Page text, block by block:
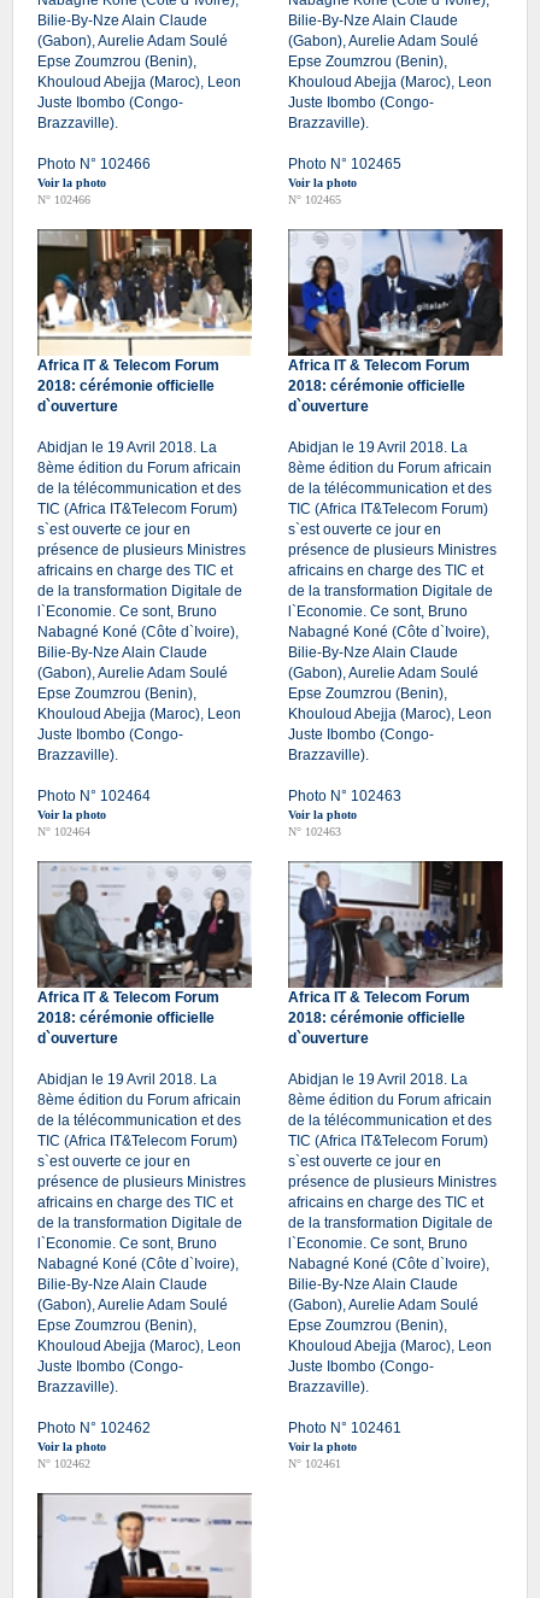
Bilie-By-Nze Alain Claude
(Gabon), Aurelie Adam Soulé
Epse Zoumzrou (Benin),
Khouloud Abejja (Maroc), Leon
Juste Ibombo (Congo-
Brazzaville).
Photo N° 102466
Voir la photo
N° 102466
Bilie-By-Nze Alain Claude
(Gabon), Aurelie Adam Soulé
Epse Zoumzrou (Benin),
Khouloud Abejja (Maroc), Leon
Juste Ibombo (Congo-
Brazzaville).
Photo N° 102465
Voir la photo
N° 102465
Africa IT & Telecom Forum
2018: cérémonie officielle
d`ouverture
Abidjan le 19 Avril 2018. La
8ème édition du Forum africain
de la télécommunication et des
TIC (Africa IT&Telecom Forum)
s`est ouverte ce jour en
présence de plusieurs Ministres
africains en charge des TIC et
de la transformation Digitale de
l`Economie. Ce sont, Bruno
Nabagné Koné (Côte d`Ivoire),
Bilie-By-Nze Alain Claude
(Gabon), Aurelie Adam Soulé
Epse Zoumzrou (Benin),
Khouloud Abejja (Maroc), Leon
Juste Ibombo (Congo-
Brazzaville).
Photo N° 102464
Voir la photo
N° 102464
Africa IT & Telecom Forum
2018: cérémonie officielle
d`ouverture
Abidjan le 19 Avril 2018. La
8ème édition du Forum africain
de la télécommunication et des
TIC (Africa IT&Telecom Forum)
s`est ouverte ce jour en
présence de plusieurs Ministres
africains en charge des TIC et
de la transformation Digitale de
l`Economie. Ce sont, Bruno
Nabagné Koné (Côte d`Ivoire),
Bilie-By-Nze Alain Claude
(Gabon), Aurelie Adam Soulé
Epse Zoumzrou (Benin),
Khouloud Abejja (Maroc), Leon
Juste Ibombo (Congo-
Brazzaville).
Photo N° 102463
Voir la photo
N° 102463
Africa IT & Telecom Forum
2018: cérémonie officielle
d`ouverture
Abidjan le 19 Avril 2018. La
8ème édition du Forum africain
de la télécommunication et des
TIC (Africa IT&Telecom Forum)
s`est ouverte ce jour en
présence de plusieurs Ministres
africains en charge des TIC et
de la transformation Digitale de
l`Economie. Ce sont, Bruno
Nabagné Koné (Côte d`Ivoire),
Bilie-By-Nze Alain Claude
(Gabon), Aurelie Adam Soulé
Epse Zoumzrou (Benin),
Khouloud Abejja (Maroc), Leon
Juste Ibombo (Congo-
Brazzaville).
Photo N° 102462
Voir la photo
N° 102462
Africa IT & Telecom Forum
2018: cérémonie officielle
d`ouverture
Abidjan le 19 Avril 2018. La
8ème édition du Forum africain
de la télécommunication et des
TIC (Africa IT&Telecom Forum)
s`est ouverte ce jour en
présence de plusieurs Ministres
africains en charge des TIC et
de la transformation Digitale de
l`Economie. Ce sont, Bruno
Nabagné Koné (Côte d`Ivoire),
Bilie-By-Nze Alain Claude
(Gabon), Aurelie Adam Soulé
Epse Zoumzrou (Benin),
Khouloud Abejja (Maroc), Leon
Juste Ibombo (Congo-
Brazzaville).
Photo N° 102461
Voir la photo
N° 102461